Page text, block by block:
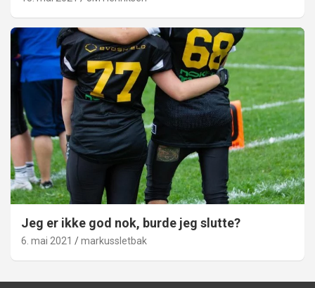
Jeg er ikke god nok, burde jeg slutte?
6. mai 2021 markussletbak